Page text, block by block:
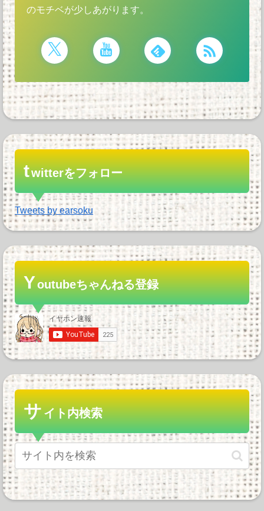
のモチベが少しあがります。
twitterをフォロー
Tweets by earsoku
Youtubeちゃんねる登録
サイト内検索